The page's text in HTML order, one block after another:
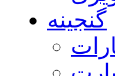
گنجینه